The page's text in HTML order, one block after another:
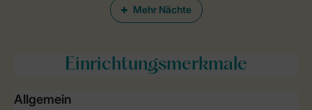
Mehr Nächte
Einrichtungsmerkmale
Allgemein